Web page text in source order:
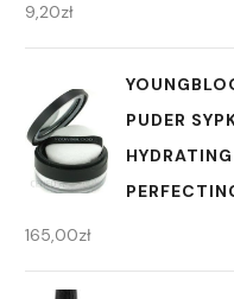
9,20zł
PUDER
165,00zł